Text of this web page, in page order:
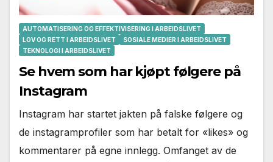
AUTOMATISERING OG EFFEKTIVISERING I ARBEIDSLIVET
LOV OG RETT I ARBEIDSLIVET
SOSIALE MEDIER I ARBEIDSLIVET
TEKNOLOGI I ARBEIDSLIVET
Se hvem som har kjøpt følgere på
Instagram
Instagram har startet jakten på falske følgere og
de instagramprofiler som har betalt for «likes» og
kommentarer på egne innlegg. Omfanget av de